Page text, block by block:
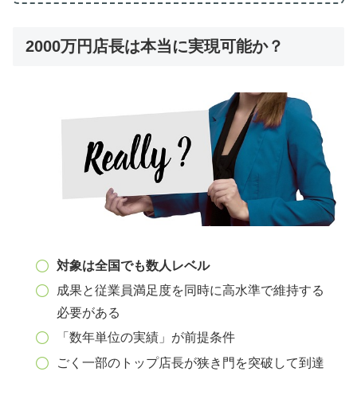
2000万円店長は本当に実現可能か？
対象は全国でも数人レベル
成果と従業員満足度を同時に高水準で維持する
必要がある
「数年単位の実績」が前提条件
ごく一部のトップ店長が狭き門を突破して到達